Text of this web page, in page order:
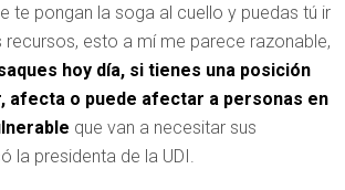
te pongan la soga al cuello y puedas tú ir
recursos, esto a mí me parece razonable,
hoy día, si tienes una posición
afecta o puede afectar a personas en
que van a necesitar sus
la presidenta de la UDI.